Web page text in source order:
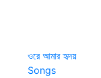
ওরে আমার হৃদয়
Songs